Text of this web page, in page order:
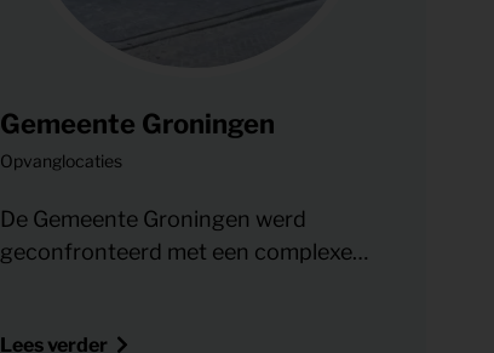
Gemeente Groningen
Opvanglocaties
De Gemeente Groningen werd
geconfronteerd met een complexe
Lees verder